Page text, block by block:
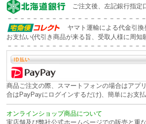
ご注文後、左記銀行指定
－－－－－－－－－－－－－－－－－－－－－
ヤマト運輸による代金引
お支払い(代引き商品が来る旨、受取人様に周知
－－－－－－－－－－－－－－－－－－－－－
商品ご注文の際、スマートフォンの場合はアプ
合はPayPayにログインするだけ)、簡単にお支払
オンラインショップ商品について
実店舗及び弊社公式ホームページでの販売と重